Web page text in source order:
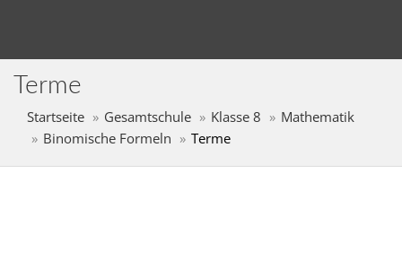
Terme
Startseite Gesamtschule Klasse 8
Mathematik
Binomische Formeln
Terme